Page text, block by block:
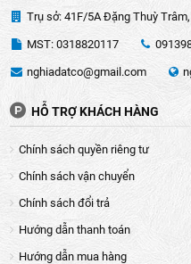
Trụ sở: 41F/5A Đặng Thuỳ
MST: 0318820117
nghiadatco@gmail.com
HỖ TRỢ KHÁCH HÀNG
Chính sách quyền riêng tư
Chính sách vận chuyển
Chính sách đổi trả
Hướng dẫn thanh toán
Hướng dẫn mua hàng